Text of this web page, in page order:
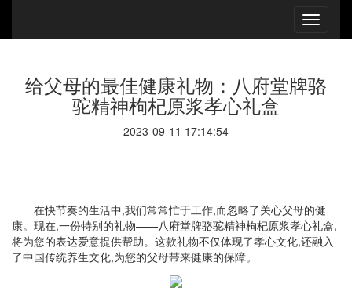
给父母的最佳健康礼物：八府堂牌骆
驼精神枸杞原浆孝心礼盒
2023-09-11 17:14:54
在快节奏的生活中,我们常常忙于工作,而忽略了关心父母的健
康。现在,一份特别的礼物——八府堂牌骆驼精神枸杞原浆孝心礼盒,
将为您的表达爱意提供帮助。这款礼物不仅体现了孝心文化,还融入
了中国传统养生文化,为您的父母带来健康的保障。